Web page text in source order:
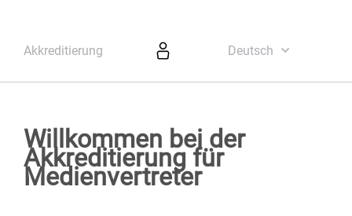
Akkreditierung Deutsch
Willkommen bei der
Akkreditierung für
Medienvertreter